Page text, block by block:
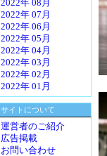
2022年 08月
2022年 07月
2022年 06月
2022年 05月
2022年 04月
2022年 03月
2022年 02月
2022年 01月
サイトについて
運営者のご紹介
広告掲載
お問い合わせ